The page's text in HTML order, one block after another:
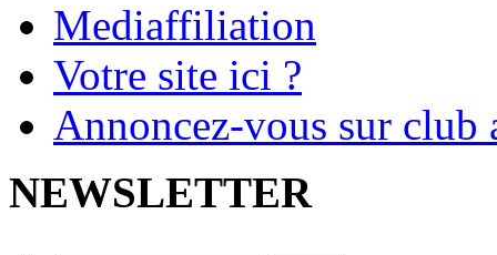
Mediaffiliation
Votre site ici ?
Annoncez-vous sur
NEWSLETTER